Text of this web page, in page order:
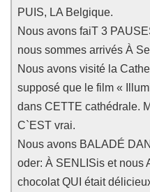
PUIS, LA Belgique.
Nous avons faiT 3
nous sommes arrivés À
Nous avons visité la
supposé que le film «
dans CETTE cathédrale.
C`EST vrai.
Nous avons BALADÉ
oder: À SENLISis et nous
chocolat QUI était